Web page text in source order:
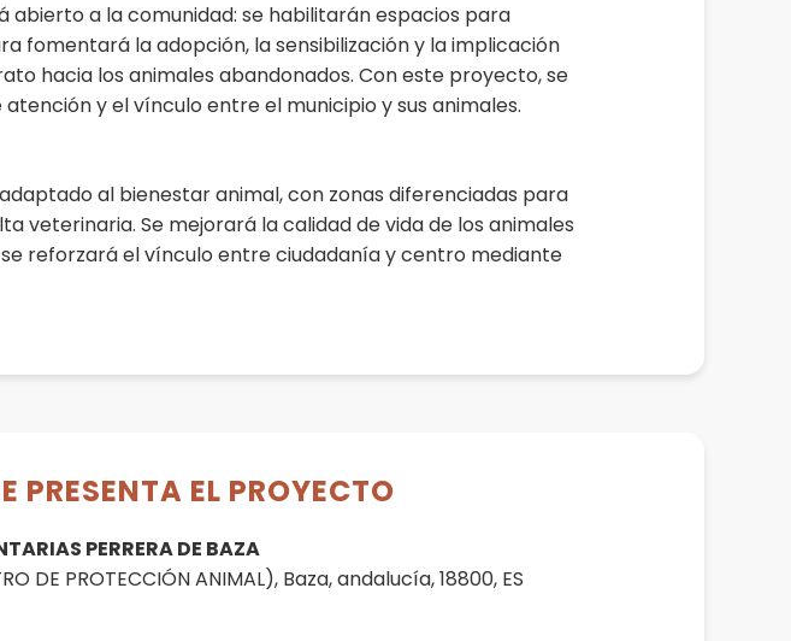
abierto a la comunidad: se habilitarán espacios para
fomentará la adopción, la sensibilización y la implicación
hacia los animales abandonados. Con este proyecto, se
y el vínculo entre el municipio y sus animales.
al bienestar animal, con zonas diferenciadas para
veterinaria. Se mejorará la calidad de vida de los animales
reforzará el vínculo entre ciudadanía y centro mediante
EL PROYECTO
PERRERA DE BAZA
DE PROTECCIÓN ANIMAL), Baza, andalucía, 18800, ES